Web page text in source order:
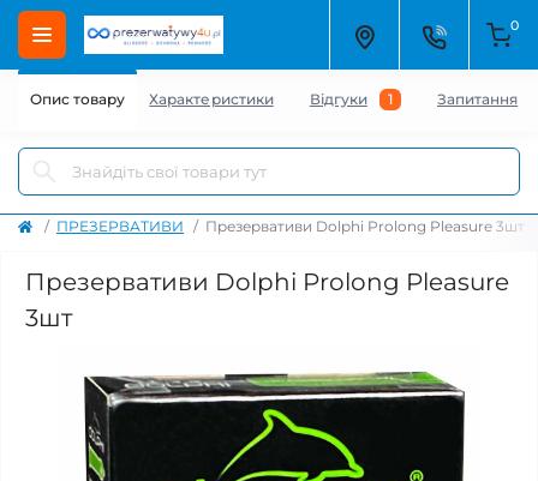
0
ПРЕЗЕРВАТИВИ Презервативи Dolphi Prolong Pleasure 3шт
Презервативи Dolphi Prolong Pleasure
3шт
Опис товару Характеристики Відгуки 1 Запитання